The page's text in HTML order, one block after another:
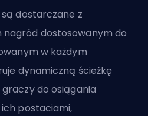
dostarczane z
dostosowanym do
w każdym
dynamiczną ścieżkę
do osiągania
postaciami,